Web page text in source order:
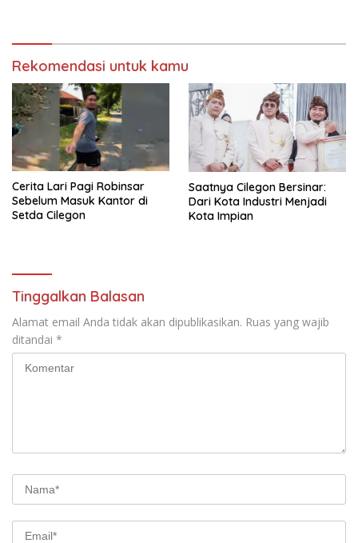
Rekomendasi untuk kamu
Cerita Lari Pagi Robinsar
Sebelum Masuk Kantor di
Setda Cilegon
Saatnya Cilegon Bersinar:
Dari Kota Industri Menjadi
Kota Impian
Tinggalkan Balasan
Alamat email Anda tidak akan dipublikasikan. Ruas yang wajib
ditandai *